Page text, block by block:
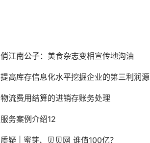
俏江南公子：美食杂志变相宣传地沟油
提高库存信息化水平挖掘企业的第三利润源
物流费用结算的进销存账务处理
服务案例介绍12
质疑 | 蜜芽、贝贝网 谁值100亿？